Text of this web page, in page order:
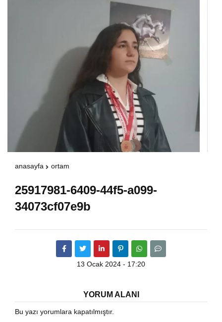
: Attempt to read property
/home/u891110917/domains/
content/themes/theHaberV7/dosyalar/
havadurumu.phpon line17
anasayfa ortam
25917981-6409-44f5-a099-
34073cf07e9b
13 Ocak 2024 - 17:20
YORUM ALANI
Bu yazı yorumlara kapatılmıştır.